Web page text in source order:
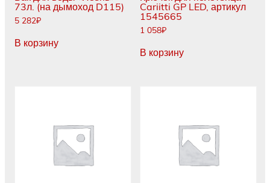
73л. (на дымоход D115)
5 282₽
В корзину
Cariitti GP LED, артикул
1545665
1 058₽
В корзину